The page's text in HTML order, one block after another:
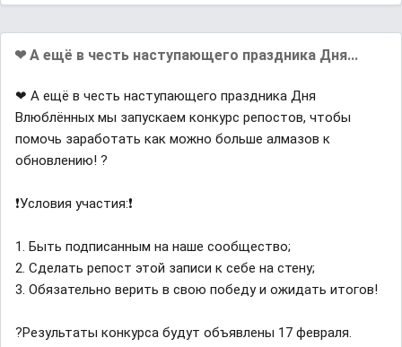
❤ А ещё в честь наступающего праздника Дня...
❤ А ещё в честь наступающего праздника Дня
Влюблённых мы запускаем конкурс репостов, чтобы
помочь заработать как можно больше алмазов к
обновлению! ?
❗Условия участия:❗
1. Быть подписанным на наше сообщество;
2. Сделать репост этой записи к себе на стену;
3. Обязательно верить в свою победу и ожидать итогов!
?Результаты конкурса будут объявлены 17 февраля.